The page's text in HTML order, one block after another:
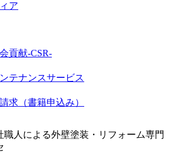
ア
貢献-CSR-
テナンスサービス
求（書籍申込み）
人による外壁塗装・リフォーム専門